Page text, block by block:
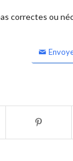
correctes ou